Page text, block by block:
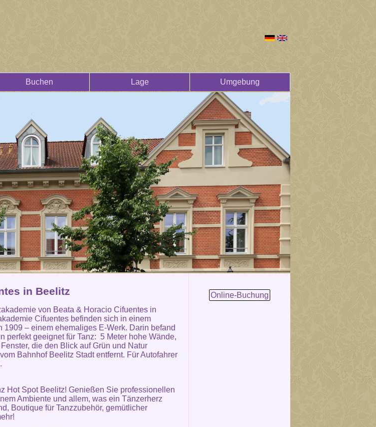
Buchen Lage Umgebung
in Beelitz
von Beata & Horacio Cifuentes in
Cifuentes befinden sich in einem
1909 – einem ehemaliges E-Werk. Darin befand
perfekt geeignet für Tanz: 5 Meter hohe Wände,
die den Blick auf Grün und Natur
Bahnhof Beelitz Stadt entfernt. Für Autofahrer
Hot Spot Beelitz! Genießen Sie professionellen
Ambiente und allem, was ein Tänzerherz
Boutique für Tanzzubehör, gemütlicher
Online-Buchung